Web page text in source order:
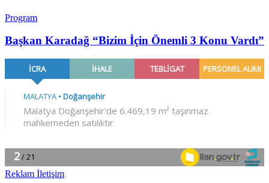
Program
Başkan Karadağ “Bizim İçin Önemli 3 Konu Vardı”
Reklam İletişim